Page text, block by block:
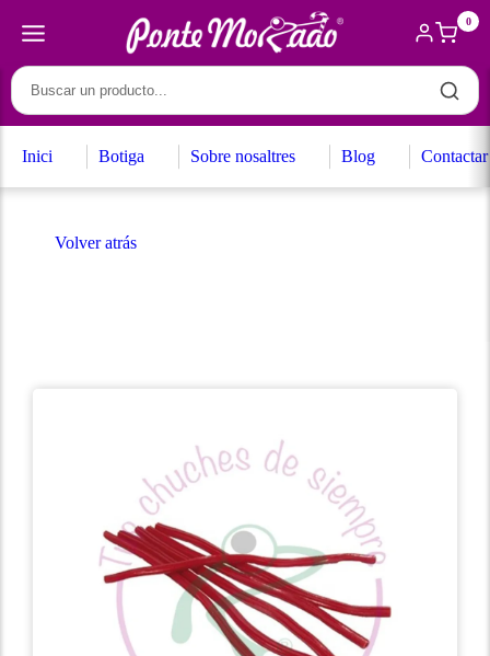
0
Inici Botiga Sobre nosaltres Blog Contactar
Volver atrás